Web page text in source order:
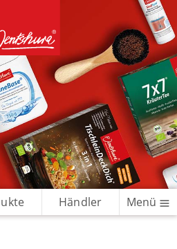
Händler Menü